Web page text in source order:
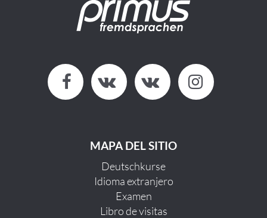
MAPA DEL SITIO
Deutschkurse
Idioma extranjero
Examen
Libro de visitas